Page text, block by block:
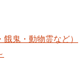
鬼・動物霊など）